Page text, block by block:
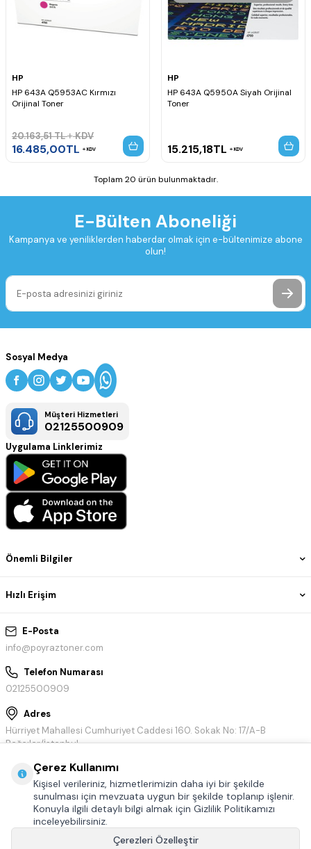
HP
HP 643A Q5953AC Kırmızı
Orijinal Toner
20.163,51TL KDV
16.485,00TL KDV
HP
HP 643A Q5950A Siyah Orijinal
Toner
15.215,18TL KDV
Toplam 20 ürün bulunmaktadır.
E-Bülten Aboneliği
Kampanya ve yeniliklerden haberdar olmak için e-bültenimize abone
olun!
E-Posta
info@poyraztoner.com
Telefon Numarası
02125500909
Adres
Hürriyet Mahallesi Cumhuriyet Caddesi 160. Sokak No: 17/A-B
Bağcılar/İstanbul
Önemli Bilgiler
Hızlı Erişim
Sosyal Medya
Müşteri Hizmetleri
02125500909
Uygulama Linklerimiz
Çerez Kullanımı
Kişisel verileriniz, hizmetlerimizin daha iyi bir şekilde
sunulması için mevzuata uygun bir şekilde toplanıp işlenir.
Konuyla ilgili detaylı bilgi almak için Gizlilik Politikamızı
inceleyebilirsiniz.
Çerezleri Özelleştir